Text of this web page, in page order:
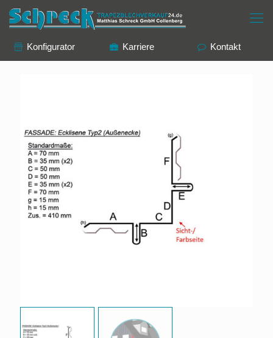
Konfigurator Karriere Kontakt